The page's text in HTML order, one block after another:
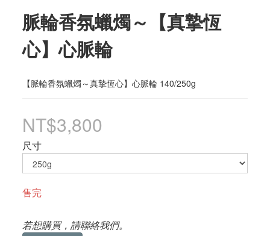
脈輪香氛蠟燭～【真摯恆
心】心脈輪
【脈輪香氛蠟燭～真摯恆心】心脈輪 140/250g
NT$3,800
尺寸
售完
若想購買，請聯絡我們。